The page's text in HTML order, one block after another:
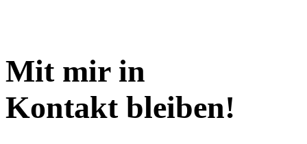
Mit mir in
Kontakt bleiben!